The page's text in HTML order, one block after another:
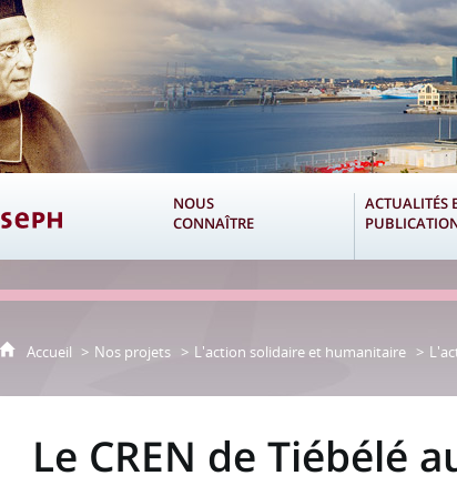
Saint Joseph
NOUS
CONNAÎTRE
ACTUALITÉS
Accueil Nos projets L'action solidaire et humanitaire
Le CREN de Tiébélé